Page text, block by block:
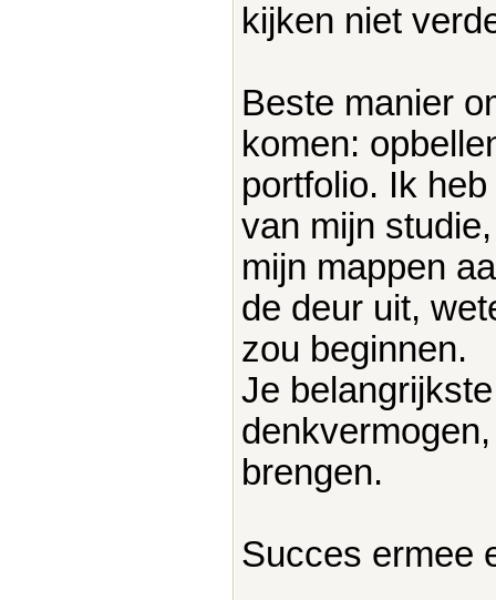
kijken niet
Beste manier
komen:
portfolio. Ik
van mijn
mijn mappen
de deur uit,
zou beginnen.
Je
brengen.
Succes ermee